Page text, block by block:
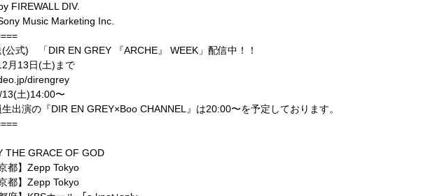
FIREWALL DIV.
Music Marketing Inc.
公式) 「DIR EN GREY 『ARCHE』 WEEK」配信中！！
月13日(土)まで
direngrey
土)14:00〜
出演の『DIR EN GREY×Boo CHANNEL』は20:00〜を予定しております。
THE GRACE OF GOD
都】Zepp Tokyo
都】Zepp Tokyo